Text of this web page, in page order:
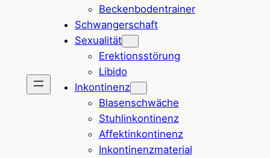
Beckenbodentrainer
Schwangerschaft
Sexualität
Erektionsstörung
Libido
Inkontinenz
Blasenschwäche
Stuhlinkontinenz
Affektinkontinenz
Inkontinenzmaterial